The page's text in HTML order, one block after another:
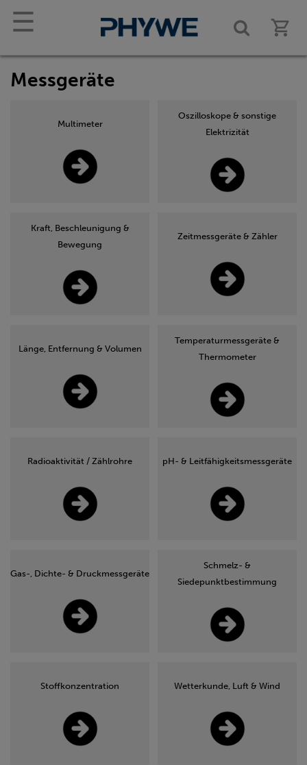
☰
Messgeräte
Multimeter
Oszilloskope & sonstige
Elektrizität
Kraft, Beschleunigung &
Bewegung
Zeitmessgeräte & Zähler
Länge, Entfernung & Volumen
Temperaturmessgeräte &
Thermometer
Radioaktivität / Zählrohre pH- & Leitfähigkeitsmessgeräte
Gas-, Dichte- & Druckmessgeräte
Schmelz- &
Siedepunktbestimmung
Stoffkonzentration Wetterkunde, Luft & Wind